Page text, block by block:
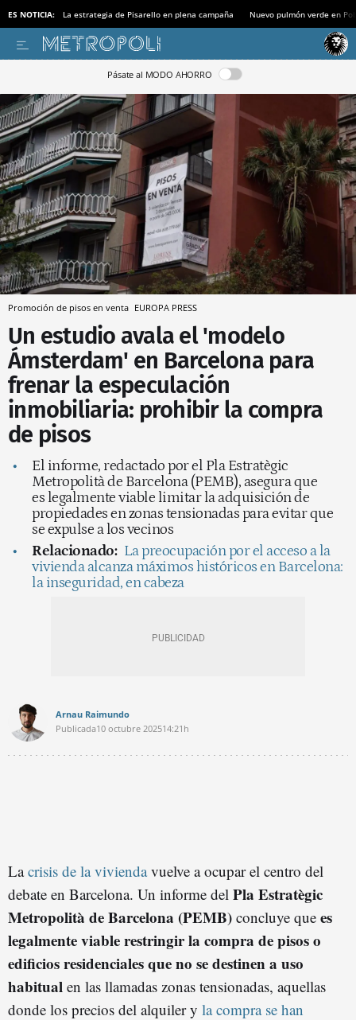
ES NOTICIA: La estrategia de Pisarello en plena campaña Nuevo pulmón verde en
Pásate al MODO AHORRO
Promoción de pisos en venta EUROPA PRESS
Un estudio avala el 'modelo
Ámsterdam' en Barcelona para
frenar la especulación
inmobiliaria: prohibir la compra
de pisos
El informe, redactado por el Pla Estratègic
Metropolità de Barcelona (PEMB), asegura que
es legalmente viable limitar la adquisición de
propiedades en zonas tensionadas para evitar que
se expulse a los vecinos
Relacionado: La preocupación por el acceso a la
vivienda alcanza máximos históricos en Barcelona:
la inseguridad, en cabeza
Arnau Raimundo
Publicada10 octubre 202514:21h
Lacrisis de la viviendavuelve a ocupar el centro del
debate en Barcelona. Un informe del Pla Estratègic
Metropolità de Barcelona (PEMB) concluye que es
legalmente viable restringir la compra de pisos o
edificios residenciales que no se destinen a uso
habitual en las llamadas zonas tensionadas, aquellas
donde los precios del alquiler y la compra se han